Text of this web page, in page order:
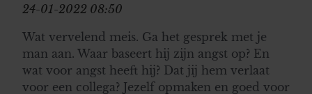
24-01-2022 08:50
Wat vervelend meis. Ga het gesprek met je
man aan. Waar baseert hij zijn angst op? En
wat voor angst heeft hij? Dat jij hem verlaat
voor een collega? Jezelf opmaken en goed voor